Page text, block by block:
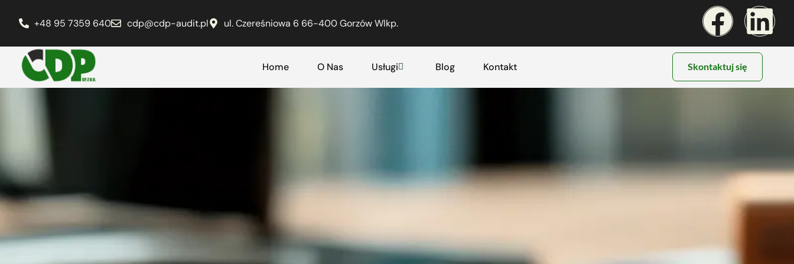
+48 95 7359 640 cdp@cdp-audit.pl ul. Czereśniowa 6 66-400 Gorzów Wlkp.
Home O Nas Usługi Blog Kontakt Skontaktuj się